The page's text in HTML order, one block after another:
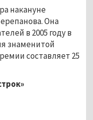
накануне
Она
в 2005 году в
знаменитой
составляет 25